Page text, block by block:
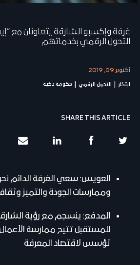
غرفة وإكسبو الشارقة يتعاونان مع
التحول الرقمي بخدماتهم
أكتوبر 09, 2019
ابتكار التحول الرقمي حكومة ذكية
SHARE THIS ARTICLE
العويس: سعي الغرفة الدائم
وممارسات الجودة والتميز
المدفع: ينسجم مع رؤية
للمستقبل تتيح ممارسة
تؤسس لاقتصاد المعرفة